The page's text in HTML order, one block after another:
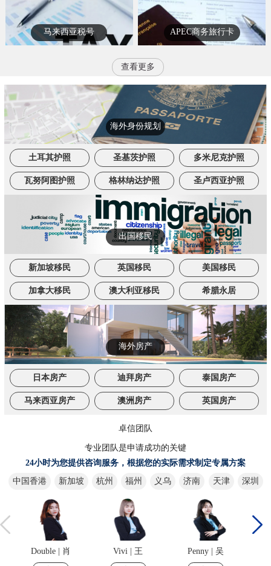
马来西亚税号 APEC商务旅行卡
查看更多
海外身份规划
土耳其护照 圣基茨护照 多米尼克护照
瓦努阿图护照 格林纳达护照 圣卢西亚护照
出国移民
新加坡移民 英国移民 美国移民
加拿大移民 澳大利亚移民 希腊永居
海外房产
日本房产 迪拜房产 泰国房产
马来西亚房产 澳洲房产 英国房产
卓信团队
专业团队是申请成功的关键
24小时为您提供咨询服务，根据您的实际需求制定专属方案
中国香港
新加坡 杭州 福州 义乌 济南 天津 深圳
Vivi | 王 Penny | 吴 Nico | 董